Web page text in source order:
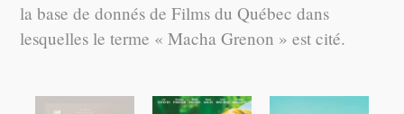
la base de donnés de Films du Québec dans
lesquelles le terme « Macha Grenon » est cité.